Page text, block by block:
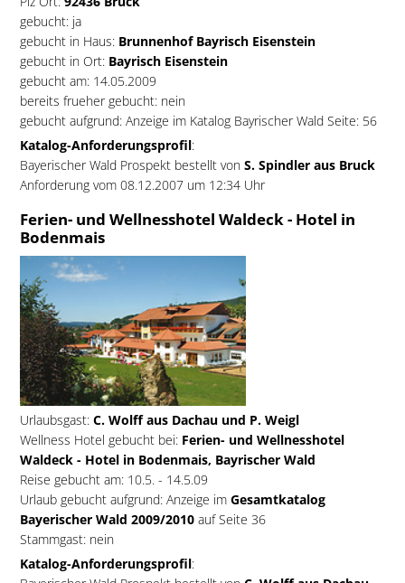
gebucht: ja
gebucht in Haus: Brunnenhof Bayrisch Eisenstein
gebucht in Ort: Bayrisch Eisenstein
gebucht am: 14.05.2009
bereits frueher gebucht: nein
gebucht aufgrund: Anzeige im Katalog Bayrischer Wald Seite: 56
Katalog-Anforderungsprofil:
Bayerischer Wald Prospekt bestellt von S. Spindler aus Bruck
Anforderung vom 08.12.2007 um 12:34 Uhr
Ferien- und Wellnesshotel Waldeck - Hotel in
Bodenmais
Urlaubsgast:C. Wolff aus Dachau und P. Weigl
Wellness Hotel gebucht bei:Ferien- und Wellnesshotel
Waldeck - Hotel in Bodenmais, Bayrischer Wald
Reise gebucht am: 10.5. - 14.5.09
Urlaub gebucht aufgrund: Anzeige im Gesamtkatalog
Bayerischer Wald 2009/2010auf Seite 36
Stammgast: nein
Katalog-Anforderungsprofil: